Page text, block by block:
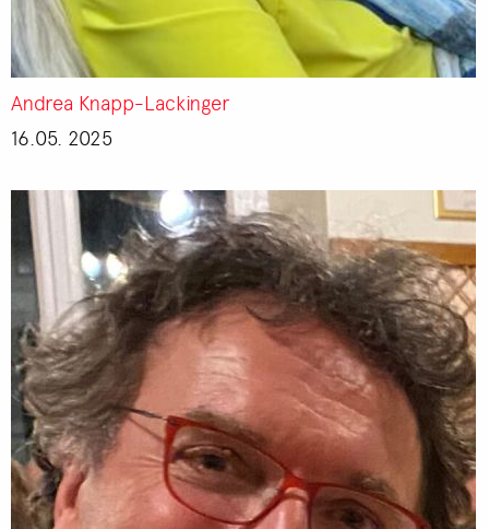
Andrea Knapp-Lackinger
16.05. 2025